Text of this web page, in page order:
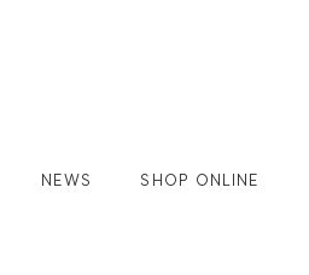
NEWS SHOP ONLINE